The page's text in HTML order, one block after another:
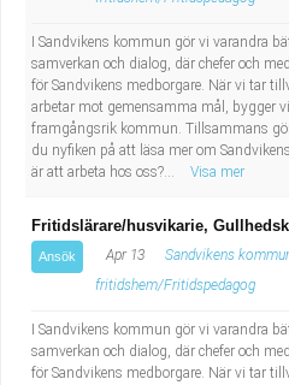
Säkerhetsarbete
Tekniskt arbete
Transport
Informatör/Kommunikatör
Brevbärare
Sjuksköterska,
Undersköterska, vård- o
Administrativ assistent
I Sandvikens kommun gör vi varandra
samverkan och dialog, där chefer och
för Sandvikens medborgare. När vi tar
arbetar mot gemensamma mål, bygger
framgångsrik kommun. Tillsammans
du nyfiken på att läsa mer om
är att arbeta hos oss?...
Visa mer
Fritidslärare/husvikarie,
Ansök Apr 13 Sandvikens
fritidshem/Fritidspedagog
I Sandvikens kommun gör vi varandra
samverkan och dialog, där chefer och
för Sandvikens medborgare. När vi tar